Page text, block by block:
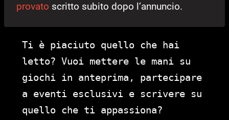
provato scritto subito dopo l’annuncio.
Ti è piaciuto quello che hai
letto? Vuoi mettere le mani su
giochi in anteprima, partecipare
a eventi esclusivi e scrivere su
quello che ti appassiona?